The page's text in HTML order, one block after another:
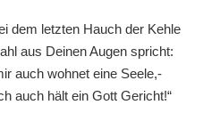
dem letzten Hauch der Kehle
aus Deinen Augen spricht:
auch wohnet eine Seele,-
auch hält ein Gott Gericht!“